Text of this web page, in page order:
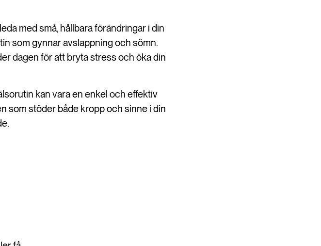
med små, hållbara förändringar i din
som gynnar avslappning och sömn.
dagen för att bryta stress och öka din
kan vara en enkel och effektiv
som stöder både kropp och sinne i din